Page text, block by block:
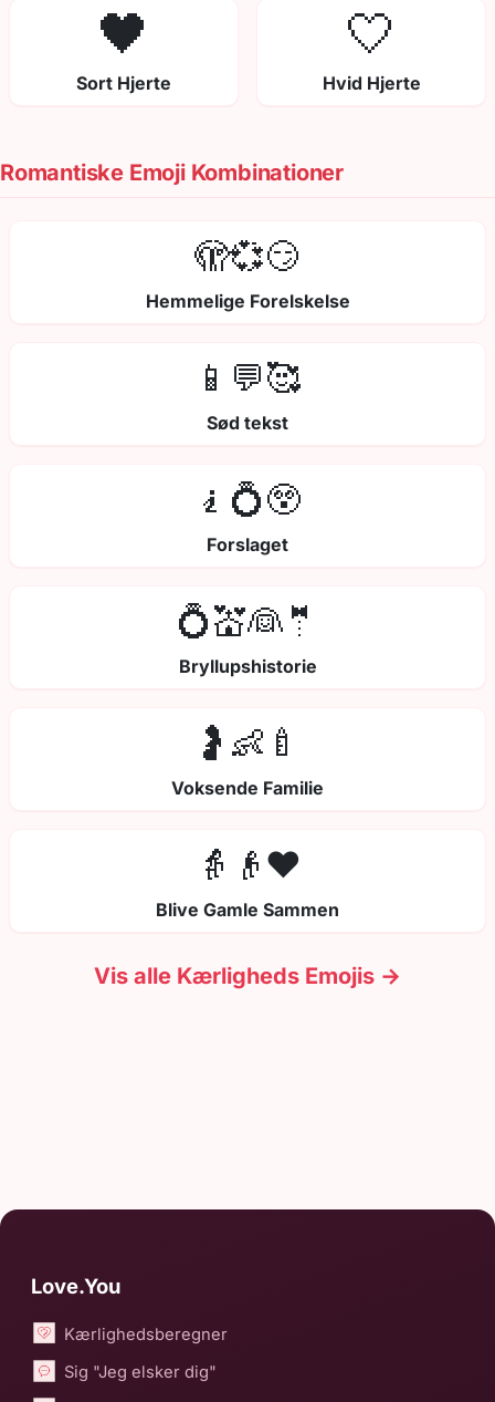
🖤
Sort Hjerte
🤍
Hvid Hjerte
Romantiske Emoji Kombinationer
🫣💞😏
Hemmelige Forelskelse
📱💬🥰
Sød tekst
🧎💍😲
Forslaget
💍💒👰🤵
Bryllupshistorie
🤰👶🍼
Voksende Familie
👵👴❤️
Blive Gamle Sammen
Vis alle Kærligheds Emojis →
Love.You
Kærlighedsberegner
Sig "Jeg elsker dig"